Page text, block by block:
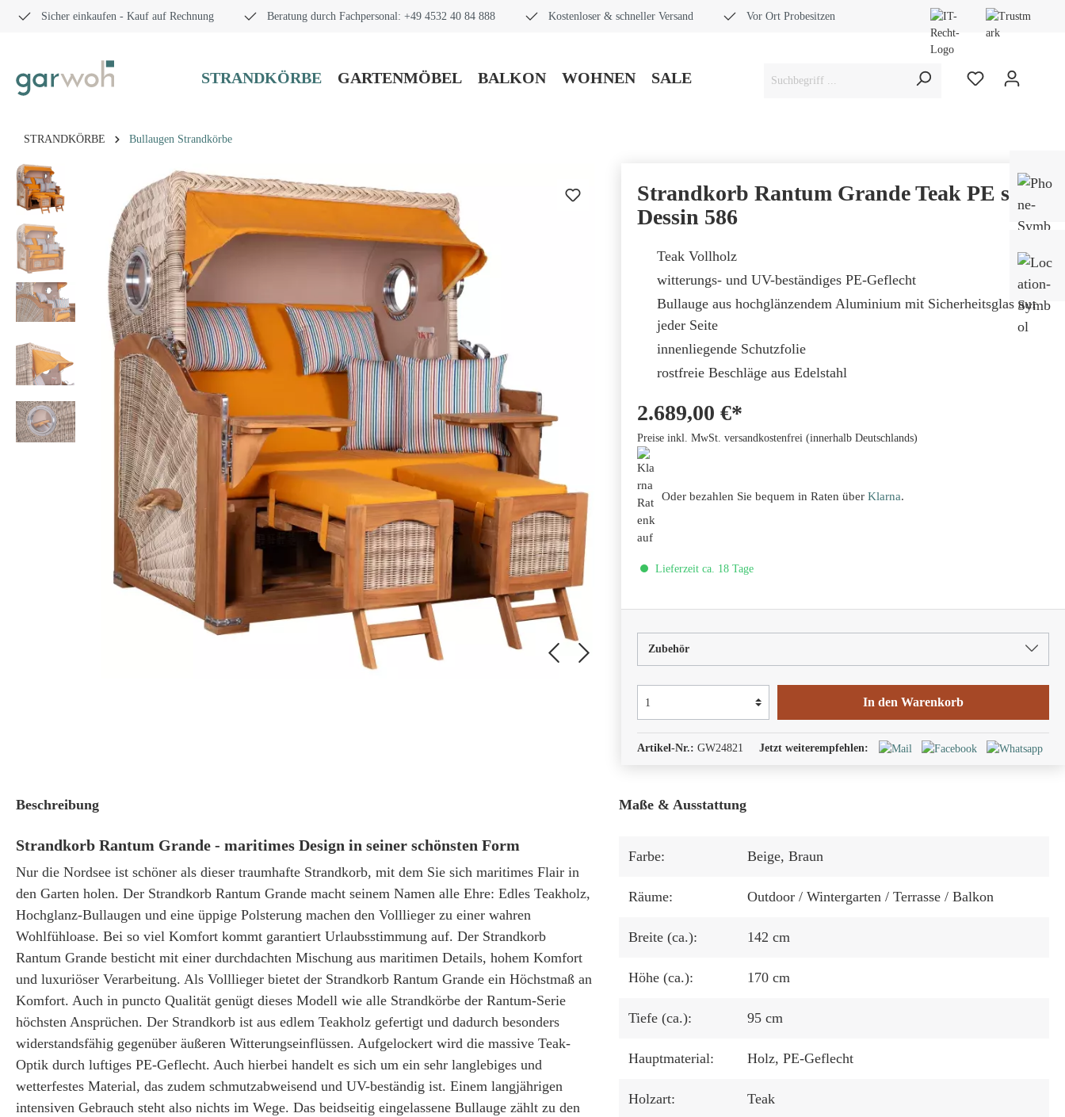
Sicher einkaufen - Kauf auf Rechnung Beratung durch Fachpersonal: +49 4532 40 84 888 Kostenloser & schneller Versand Vor Ort Probesitzen
STRANDKÖRBE GARTENMÖBEL BALKON WOHNEN SALE
STRANDKÖRBE Bullaugen Strandkörbe
Strandkorb Rantum Grande Teak PE shell
Dessin 586
Teak Vollholz
witterungs- und UV-beständiges PE-Geflecht
Bullauge aus hochglänzendem Aluminium mit Sicherheitsglas auf
jeder Seite
innenliegende Schutzfolie
rostfreie Beschläge aus Edelstahl
2.689,00 €*
Preise inkl. MwSt. versandkostenfrei (innerhalb Deutschlands)
Oder bezahlen Sie bequem in Raten über Klarna.
Lieferzeit ca. 18 Tage
Zubehör
In den Warenkorb
Artikel-Nr.: GW24821 Jetzt weiterempfehlen:
Beschreibung
Strandkorb Rantum Grande - maritimes Design in seiner schönsten Form
Nur die Nordsee ist schöner als dieser traumhafte Strandkorb, mit dem Sie sich maritimes Flair in
den Garten holen. Der Strandkorb Rantum Grande macht seinem Namen alle Ehre: Edles Teakholz,
Hochglanz-Bullaugen und eine üppige Polsterung machen den Volllieger zu einer wahren
Wohlfühloase. Bei so viel Komfort kommt garantiert Urlaubsstimmung auf. Der Strandkorb
Rantum Grande besticht mit einer durchdachten Mischung aus maritimen Details, hohem Komfort
und luxuriöser Verarbeitung. Als Volllieger bietet der Strandkorb Rantum Grande ein Höchstmaß an
Komfort. Auch in puncto Qualität genügt dieses Modell wie alle Strandkörbe der Rantum-Serie
höchsten Ansprüchen. Der Strandkorb ist aus edlem Teakholz gefertigt und dadurch besonders
widerstandsfähig gegenüber äußeren Witterungseinflüssen. Aufgelockert wird die massive Teak-
Optik durch luftiges PE-Geflecht. Auch hierbei handelt es sich um ein sehr langlebiges und
wetterfestes Material, das zudem schmutzabweisend und UV-beständig ist. Einem langjährigen
intensiven Gebrauch steht also nichts im Wege. Das beidseitig eingelassene Bullauge zählt zu den
Maße & Ausstattung
Farbe: Beige, Braun
Räume: Outdoor / Wintergarten / Terrasse / Balkon
Breite (ca.): 142 cm
Höhe (ca.): 170 cm
Tiefe (ca.): 95 cm
Hauptmaterial: Holz, PE-Geflecht
Holzart: Teak